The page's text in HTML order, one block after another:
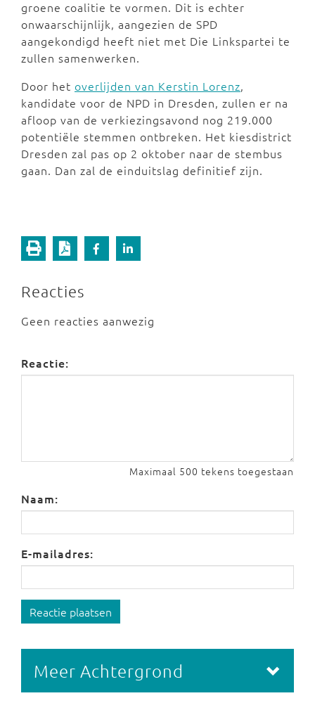
groene coalitie te vormen. Dit is echter
onwaarschijnlijk, aangezien de SPD
aangekondigd heeft niet met Die Linkspartei te
zullen samenwerken.
Door het overlijden van Kerstin Lorenz,
kandidate voor de NPD in Dresden, zullen er na
afloop van de verkiezingsavond nog 219.000
potentiële stemmen ontbreken. Het kiesdistrict
Dresden zal pas op 2 oktober naar de stembus
gaan. Dan zal de einduitslag definitief zijn.
Reacties
Geen reacties aanwezig
Reactie:
Maximaal 500 tekens toegestaan
Naam:
E-mailadres:
Reactie plaatsen
Meer Achtergrond